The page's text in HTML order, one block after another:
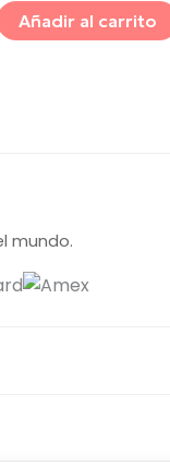
Añadir al carrito
mundo.